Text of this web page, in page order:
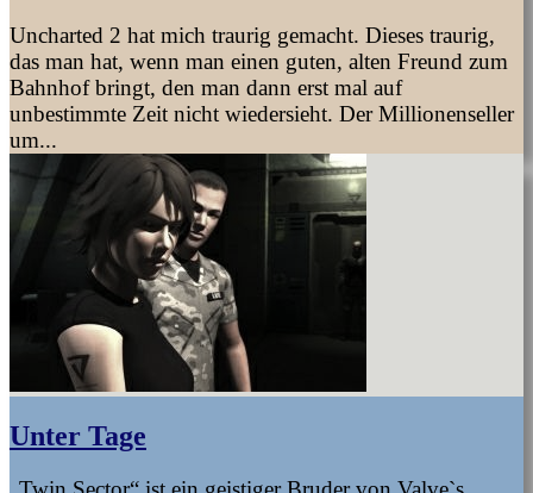
Uncharted 2 hat mich traurig gemacht. Dieses traurig,
das man hat, wenn man einen guten, alten Freund zum
Bahnhof bringt, den man dann erst mal auf
unbestimmte Zeit nicht wiedersieht. Der Millionenseller
um...
Unter Tage